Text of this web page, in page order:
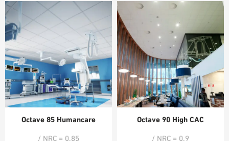
Octave 85 Humancare
/ NRC = 0.85
Octave 90 High CAC
/ NRC = 0.9